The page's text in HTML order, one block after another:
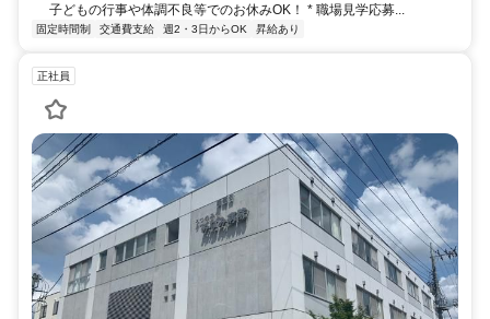
子どもの行事や体調不良等でのお休みOK！ * 職場見学応募...
固定時間制 交通費支給 週2・3日からOK 昇給あり
正社員